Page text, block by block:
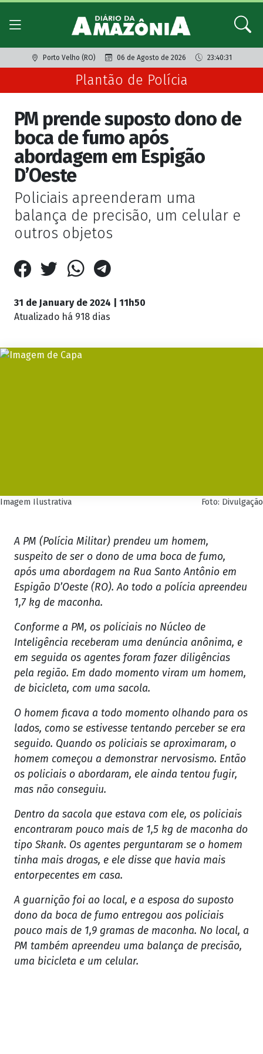
Porto Velho (RO) 06 de Agosto de 2026 23:40:31
Plantão de Polícia
PM prende suposto dono de
boca de fumo após
abordagem em Espigão
D’Oeste
Policiais apreenderam uma
balança de precisão, um celular e
outros objetos
31 de January de 2024 | 11h50
Atualizado há 918 dias
Imagem Ilustrativa Foto: Divulgação
A PM (Polícia Militar) prendeu um homem,
suspeito de ser o dono de uma boca de fumo,
após uma abordagem na Rua Santo Antônio em
Espigão D’Oeste (RO). Ao todo a polícia apreendeu
1,7 kg de maconha.
Conforme a PM, os policiais no Núcleo de
Inteligência receberam uma denúncia anônima, e
em seguida os agentes foram fazer diligências
pela região. Em dado momento viram um homem,
de bicicleta, com uma sacola.
O homem ficava a todo momento olhando para os
lados, como se estivesse tentando perceber se era
seguido. Quando os policiais se aproximaram, o
homem começou a demonstrar nervosismo. Então
os policiais o abordaram, ele ainda tentou fugir,
mas não conseguiu.
Dentro da sacola que estava com ele, os policiais
encontraram pouco mais de 1,5 kg de maconha do
tipo Skank. Os agentes perguntaram se o homem
tinha mais drogas, e ele disse que havia mais
entorpecentes em casa.
A guarnição foi ao local, e a esposa do suposto
dono da boca de fumo entregou aos policiais
pouco mais de 1,9 gramas de maconha. No local, a
PM também apreendeu uma balança de precisão,
uma bicicleta e um celular.